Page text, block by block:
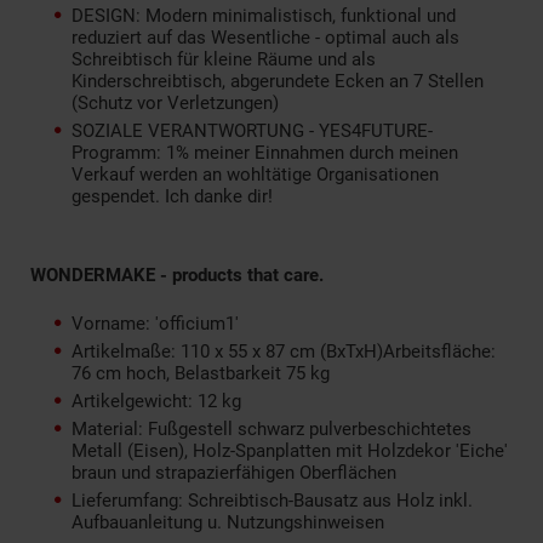
DESIGN: Modern minimalistisch, funktional und
reduziert auf das Wesentliche - optimal auch als
Schreibtisch für kleine Räume und als
Kinderschreibtisch, abgerundete Ecken an 7 Stellen
(Schutz vor Verletzungen)
SOZIALE VERANTWORTUNG - YES4FUTURE-
Programm: 1% meiner Einnahmen durch meinen
Verkauf werden an wohltätige Organisationen
gespendet. Ich danke dir!
WONDERMAKE - products that care.
Vorname: 'officium1'
Artikelmaße: 110 x 55 x 87 cm (BxTxH)Arbeitsfläche:
76 cm hoch, Belastbarkeit 75 kg
Artikelgewicht: 12 kg
Material: Fußgestell schwarz pulverbeschichtetes
Metall (Eisen), Holz-Spanplatten mit Holzdekor 'Eiche'
braun und strapazierfähigen Oberflächen
Lieferumfang: Schreibtisch-Bausatz aus Holz inkl.
Aufbauanleitung u. Nutzungshinweisen